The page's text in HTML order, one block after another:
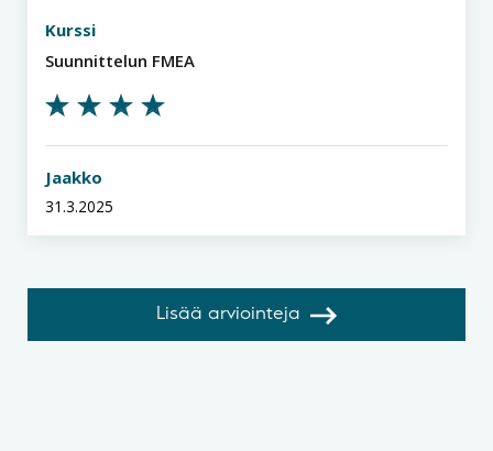
Kurssi
Suunnittelun FMEA
Jaakko
31.3.2025
Lisää arviointeja